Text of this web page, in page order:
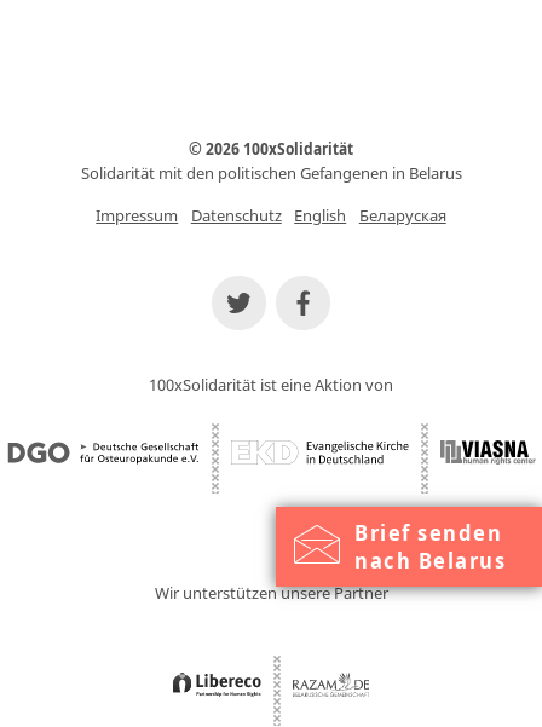
Brief senden
nach Belarus
© 2026 100xSolidarität
Solidarität mit den politischen Gefangenen in Belarus
Impressum
Datenschutz English Беларуская
100xSolidarität ist eine Aktion von
Wir unterstützen unsere Partner